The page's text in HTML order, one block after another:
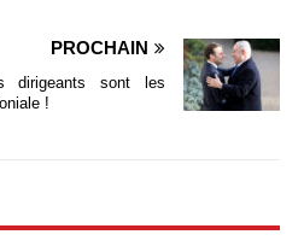
PROCHAIN
dirigeants sont les
!